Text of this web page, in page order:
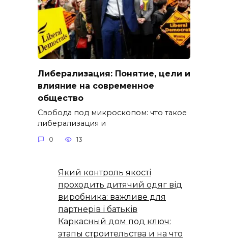
Либерализация: Понятие, цели и
влияние на современное
общество
Свобода под микроскопом: что такое
либерализация и
0 13
Який контроль якості
проходить дитячий одяг від
виробника: важливе для
партнерів і батьків
Каркасный дом под ключ:
этапы строительства и на что